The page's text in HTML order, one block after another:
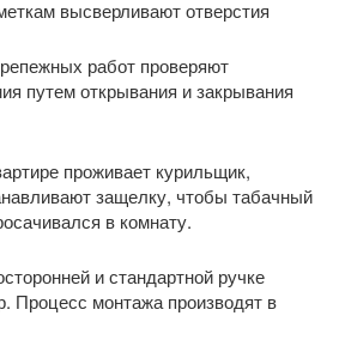
высверливают отверстия
работ проверяют
путем открывания и закрывания
проживает курильщик,
защелку, чтобы табачный
в комнату.
и стандартной ручке
Процесс монтажа производят в